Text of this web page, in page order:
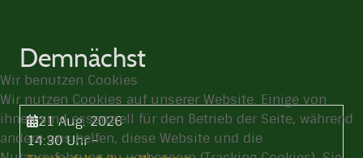
Demnächst
21 Aug. 2026
14:30 Uhr-
Wir benutzen Cookies
Wir nutzen Cookies auf unserer Website. Einige von
ihnen sind essenziell für den Betrieb der Seite, während
andere uns helfen, diese Website und die